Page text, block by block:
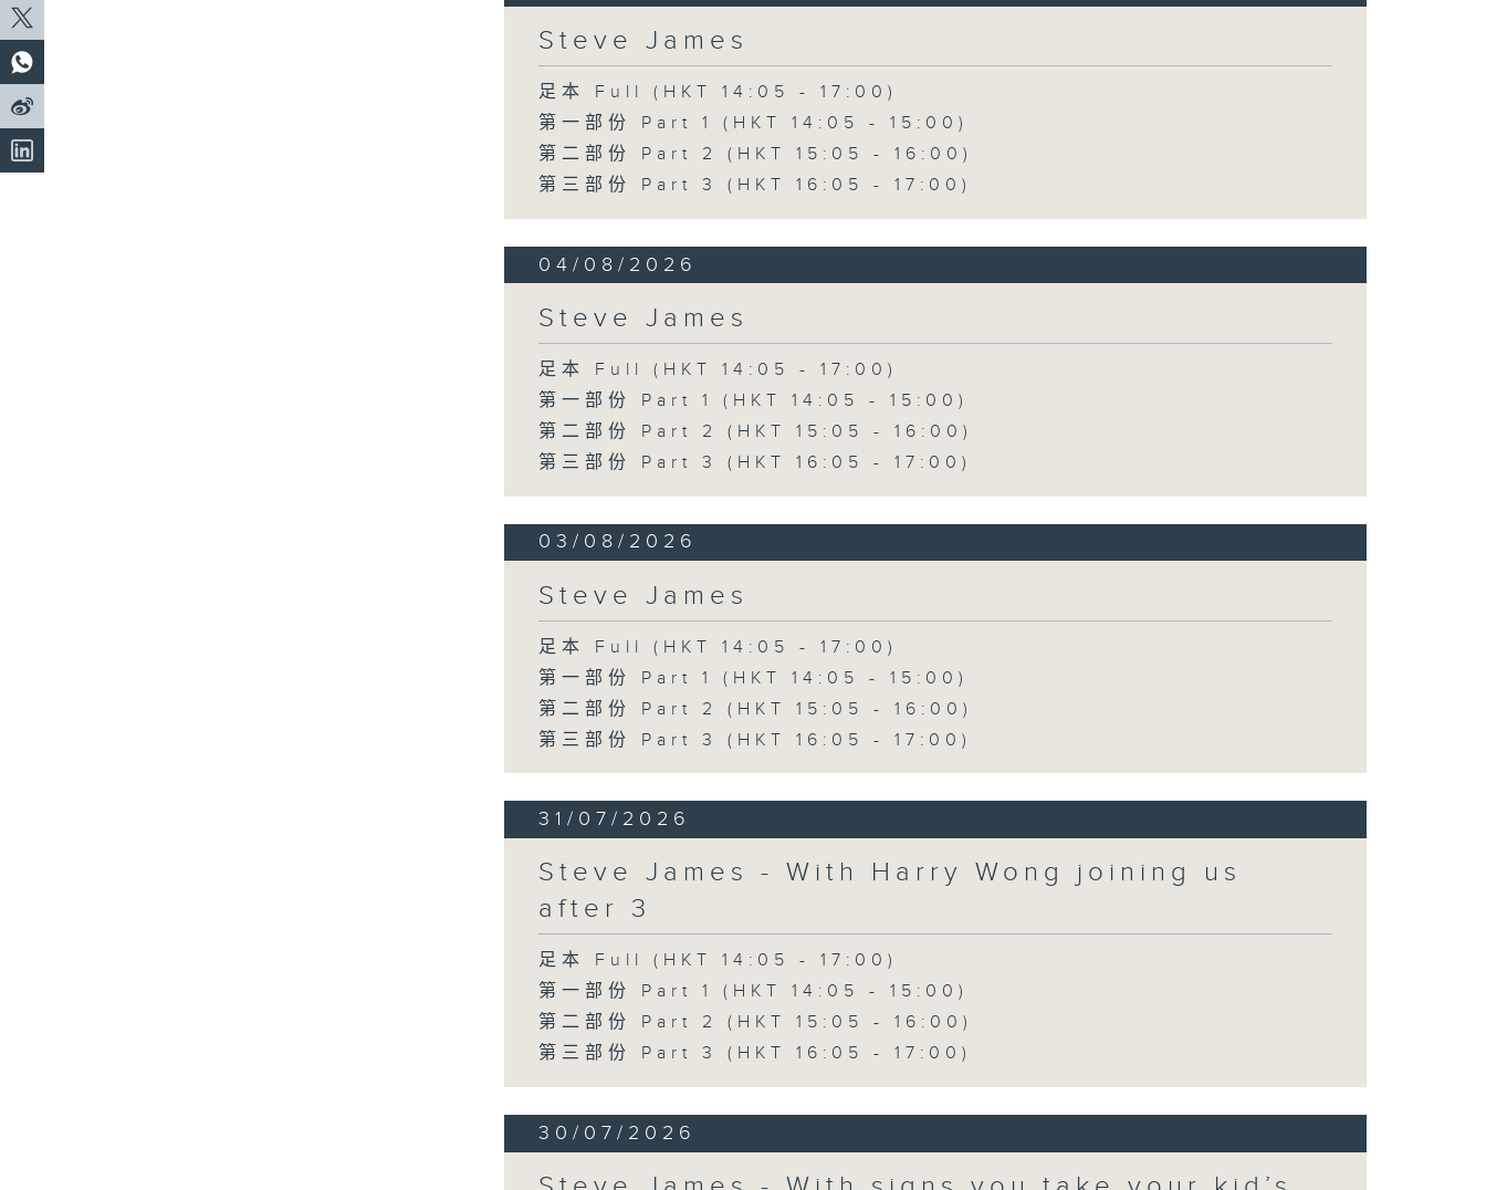
Steve James
足本 Full (HKT 14:05 - 17:00)
第一部份 Part 1 (HKT 14:05 - 15:00)
第二部份 Part 2 (HKT 15:05 - 16:00)
第三部份 Part 3 (HKT 16:05 - 17:00)
04/08/2026
Steve James
足本 Full (HKT 14:05 - 17:00)
第一部份 Part 1 (HKT 14:05 - 15:00)
第二部份 Part 2 (HKT 15:05 - 16:00)
第三部份 Part 3 (HKT 16:05 - 17:00)
03/08/2026
Steve James
足本 Full (HKT 14:05 - 17:00)
第一部份 Part 1 (HKT 14:05 - 15:00)
第二部份 Part 2 (HKT 15:05 - 16:00)
第三部份 Part 3 (HKT 16:05 - 17:00)
31/07/2026
Steve James - With Harry Wong joining us
after 3
足本 Full (HKT 14:05 - 17:00)
第一部份 Part 1 (HKT 14:05 - 15:00)
第二部份 Part 2 (HKT 15:05 - 16:00)
第三部份 Part 3 (HKT 16:05 - 17:00)
30/07/2026